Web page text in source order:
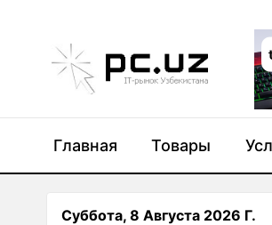
Главная Товары
Суббота, 8 Августа 2026 Г.